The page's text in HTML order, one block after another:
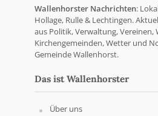
Wallenhorster Nachrichten:
Hollage, Rulle & Lechtingen.
aus Politik, Verwaltung, Vereinen,
Kirchengemeinden, Wetter und
Gemeinde Wallenhorst.
Das ist Wallenhorster
Über uns